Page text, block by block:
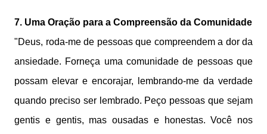
7. Uma Oração para a Compreensão da Comunidade
"Deus, roda-me de pessoas que compreendem a dor da
ansiedade. Forneça uma comunidade de pessoas que
possam elevar e encorajar, lembrando-me da verdade
quando preciso ser lembrado. Peço pessoas que sejam
gentis e gentis, mas ousadas e honestas. Você nos